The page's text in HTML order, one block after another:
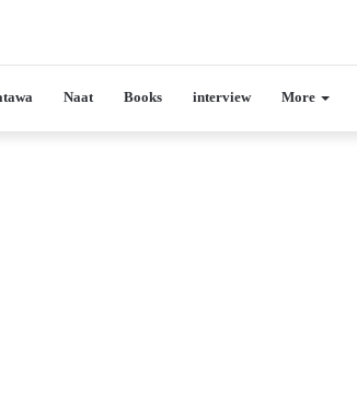
Naat Books interview More